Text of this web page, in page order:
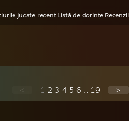
jucate recent Listă de dorințe Recenzii
< 1 2 3 4 5 6 ... 19 >